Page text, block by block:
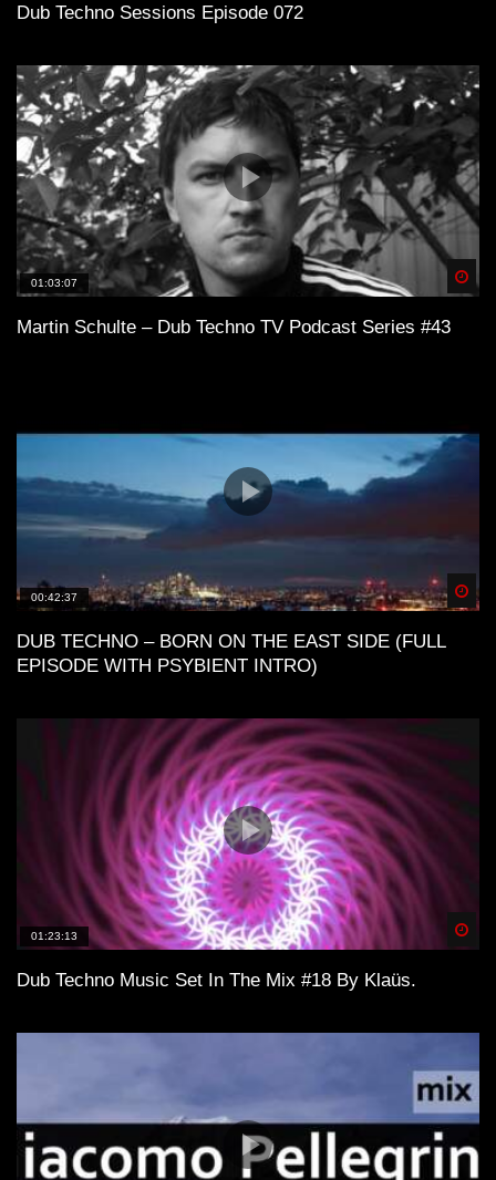
Dub Techno Sessions Episode 072
01:03:07
Martin Schulte – Dub Techno TV Podcast Series #43
00:42:37
DUB TECHNO – BORN ON THE EAST SIDE (FULL
EPISODE WITH PSYBIENT INTRO)
01:23:13
Dub Techno Music Set In The Mix #18 By Klaüs.